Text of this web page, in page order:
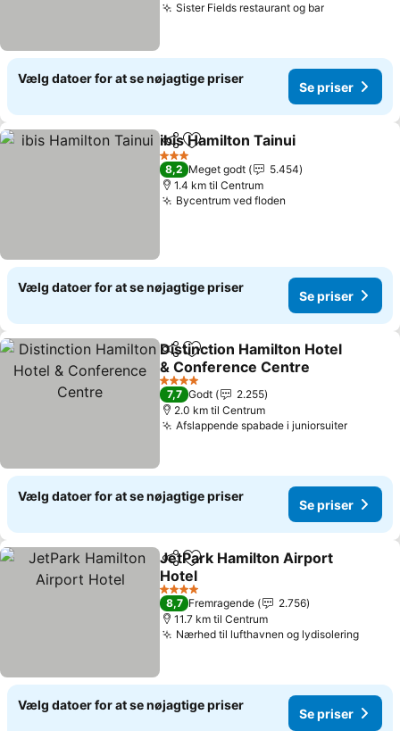
Sister Fields restaurant og bar
Vælg datoer for at se nøjagtige priser
Se priser
Del Føj til favoritter
ibis Hamilton Tainui
3 Stjerner
8,2 Meget godt
5.454
1.4 km til Centrum
Bycentrum ved floden
Vælg datoer for at se nøjagtige priser
Se priser
Del Føj til favoritter
Distinction Hamilton Hotel
& Conference Centre
4 Stjerner
7,7 Godt
2.255
2.0 km til Centrum
Afslappende spabade i juniorsuiter
Vælg datoer for at se nøjagtige priser
Se priser
Del Føj til favoritter
JetPark Hamilton Airport
Hotel
4 Stjerner
8,7 Fremragende
2.756
11.7 km til Centrum
Nærhed til lufthavnen og lydisolering
Vælg datoer for at se nøjagtige priser
Se priser